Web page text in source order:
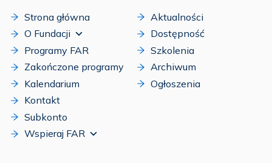
Strona główna
O Fundacji
Programy FAR
Zakończone programy
Kalendarium
Kontakt
Subkonto
Wspieraj FAR
Aktualności
Dostępność
Szkolenia
Archiwum
Ogłoszenia